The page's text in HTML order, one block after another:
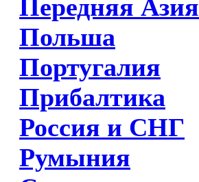
Передняя Азия
Польша
Португалия
Прибалтика
Россия и СНГ
Румыния